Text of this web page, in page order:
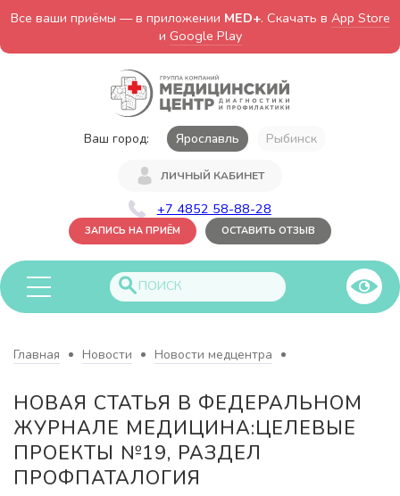
Все ваши приёмы — в приложении MED+. Скачать в App Store
и Google Play
Ваш город: Ярославль Рыбинск
ЛИЧНЫЙ КАБИНЕТ
+7 4852 58-88-28
ЗАПИСЬ НА ПРИЁМ ОСТАВИТЬ ОТЗЫВ
Главная Новости Новости медцентра
НОВАЯ СТАТЬЯ В ФЕДЕРАЛЬНОМ
ЖУРНАЛЕ МЕДИЦИНА:ЦЕЛЕВЫЕ
ПРОЕКТЫ №19, РАЗДЕЛ
ПРОФПАТАЛОГИЯ